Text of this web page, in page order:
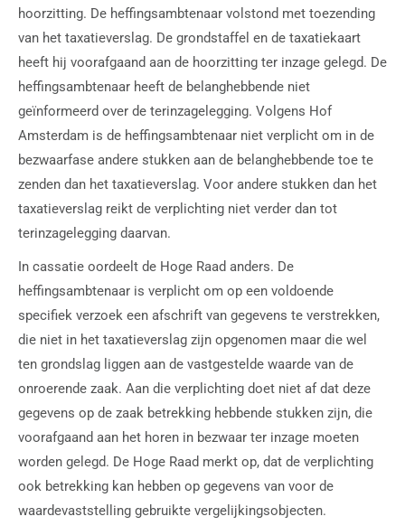
hoorzitting. De heffingsambtenaar volstond met toezending
van het taxatieverslag. De grondstaffel en de taxatiekaart
heeft hij voorafgaand aan de hoorzitting ter inzage gelegd. De
heffingsambtenaar heeft de belanghebbende niet
geïnformeerd over de terinzagelegging. Volgens Hof
Amsterdam is de heffingsambtenaar niet verplicht om in de
bezwaarfase andere stukken aan de belanghebbende toe te
zenden dan het taxatieverslag. Voor andere stukken dan het
taxatieverslag reikt de verplichting niet verder dan tot
terinzagelegging daarvan.
In cassatie oordeelt de Hoge Raad anders. De
heffingsambtenaar is verplicht om op een voldoende
specifiek verzoek een afschrift van gegevens te verstrekken,
die niet in het taxatieverslag zijn opgenomen maar die wel
ten grondslag liggen aan de vastgestelde waarde van de
onroerende zaak. Aan die verplichting doet niet af dat deze
gegevens op de zaak betrekking hebbende stukken zijn, die
voorafgaand aan het horen in bezwaar ter inzage moeten
worden gelegd. De Hoge Raad merkt op, dat de verplichting
ook betrekking kan hebben op gegevens van voor de
waardevaststelling gebruikte vergelijkingsobjecten.